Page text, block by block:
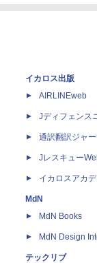
イカロス出版
AIRLINEweb
Jディフェンス
通訳翻訳ジャ
Jレスキュー
イカロスアカ
MdN
MdN Books
MdN Design
テックリブ